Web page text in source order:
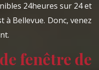
24heures sur 24 et
à Bellevue. Donc, venez
fenêtre de